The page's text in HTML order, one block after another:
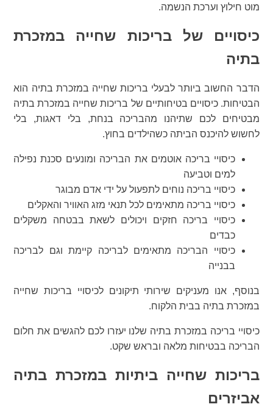
מוט חילוץ וערכת הנשמה.
כיסויים של בריכות שחייה במזכרת
בתיה
הדבר החשוב ביותר לבעלי בריכות שחייה במזכרת בתיה הוא
הבטיחות. כיסויים בטיחותיים של בריכות שחייה במזכרת בתיה
מבטיחים לכם שתיהנו מהבריכה בנחת, בלי דאגות, בלי
לחשוש להיכנס הביתה כשהילדים בחוץ.
כיסויי בריכה אוטמים את הבריכה ומונעים סכנת נפילה
למים וטביעה
כיסויי בריכה נוחים לתפעול על ידי אדם מבוגר
כיסויי בריכה מתאימים לכל תנאי מזג האוויר והאקלים
כיסויי בריכה חזקים ויכולים לשאת בבטחה משקלים
כבדים
כיסויי הבריכה מתאימים לבריכה קיימת וגם לבריכה
בבנייה
בנוסף, אנו מעניקים שירותי תיקונים לכיסויי בריכות שחייה
במזכרת בתיה בבית הלקוח.
כיסויי בריכה במזכרת בתיה שלנו יעזרו לכם להגשים את חלום
הבריכה בבטיחות מלאה ובראש שקט.
בריכות שחייה ביתיות במזכרת בתיה
אביזרים